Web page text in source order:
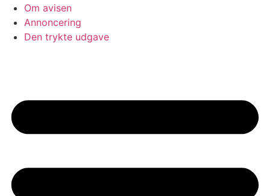
Om avisen
Annoncering
Den trykte udgave